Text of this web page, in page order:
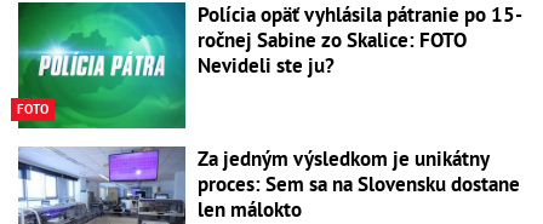
FOTO
Polícia opäť vyhlásila pátranie po 15-
ročnej Sabine zo Skalice: FOTO
Nevideli ste ju?
Za jedným výsledkom je unikátny
proces: Sem sa na Slovensku dostane
len málokto